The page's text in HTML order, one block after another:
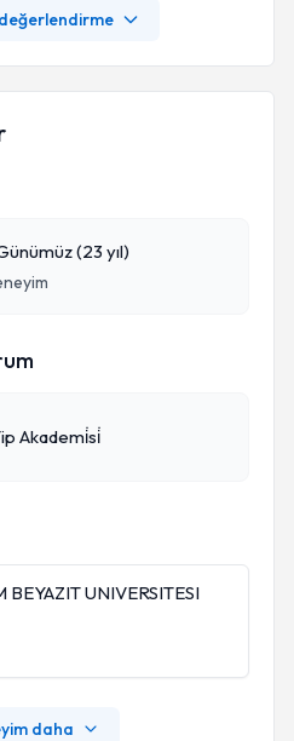
(23 yıl)
Akademi̇si̇
BEYAZIT UNIVERSITESI
daha